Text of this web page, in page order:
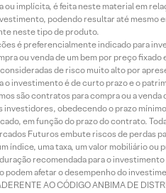
ou implícita, é feita neste material em
podendo resultar até mesmo
neste tipo de produto.
é preferencialmente indicado para
ou venda de um bem por preço
de risco muito alto por
o investimento é de curto prazo e o
são contratos para compra ou a
obedecendo o prazo
em função do prazo do contrato.
Futuros embute riscos de perdas
índice, uma taxa, um valor mobiliário
recomendada para o
podem afetar o desempenho do
AO CÓDIGO ANBIMA DE